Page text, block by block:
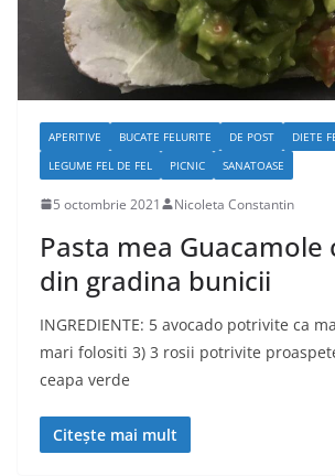
APERITIVE BUCATE FELURITE DE POST
DIETE
LEGUME FEL DE FEL
PICNIC SANATOASE
5 octombrie 2021 Nicoleta Constantin
Pasta mea Guacamole
din gradina bunicii
INGREDIENTE: 5 avocado potrivite ca
mari folositi 3) 3 rosii potrivite
ceapa verde
Citește mai mult